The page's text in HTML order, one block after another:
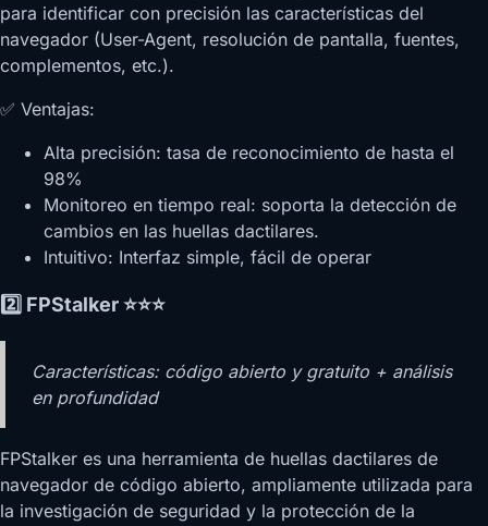
para identificar con precisión las características del
navegador (User-Agent, resolución de pantalla, fuentes,
complementos, etc.).
✅ Ventajas:
Alta precisión: tasa de reconocimiento de hasta el
98%
Monitoreo en tiempo real: soporta la detección de
cambios en las huellas dactilares.
Intuitivo: Interfaz simple, fácil de operar
2️⃣ FPStalker ⭐⭐⭐
Características: código abierto y gratuito + análisis
en profundidad
FPStalker es una herramienta de huellas dactilares de
navegador de código abierto, ampliamente utilizada para
la investigación de seguridad y la protección de la